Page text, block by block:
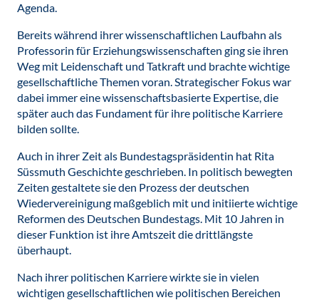
Agenda.
Bereits während ihrer wissenschaftlichen Laufbahn als
Professorin für Erziehungswissenschaften ging sie ihren
Weg mit Leidenschaft und Tatkraft und brachte wichtige
gesellschaftliche Themen voran. Strategischer Fokus war
dabei immer eine wissenschaftsbasierte Expertise, die
später auch das Fundament für ihre politische Karriere
bilden sollte.
Auch in ihrer Zeit als Bundestagspräsidentin hat Rita
Süssmuth Geschichte geschrieben. In politisch bewegten
Zeiten gestaltete sie den Prozess der deutschen
Wiedervereinigung maßgeblich mit und initiierte wichtige
Reformen des Deutschen Bundestags. Mit 10 Jahren in
dieser Funktion ist ihre Amtszeit die drittlängste
überhaupt.
Nach ihrer politischen Karriere wirkte sie in vielen
wichtigen gesellschaftlichen wie politischen Bereichen